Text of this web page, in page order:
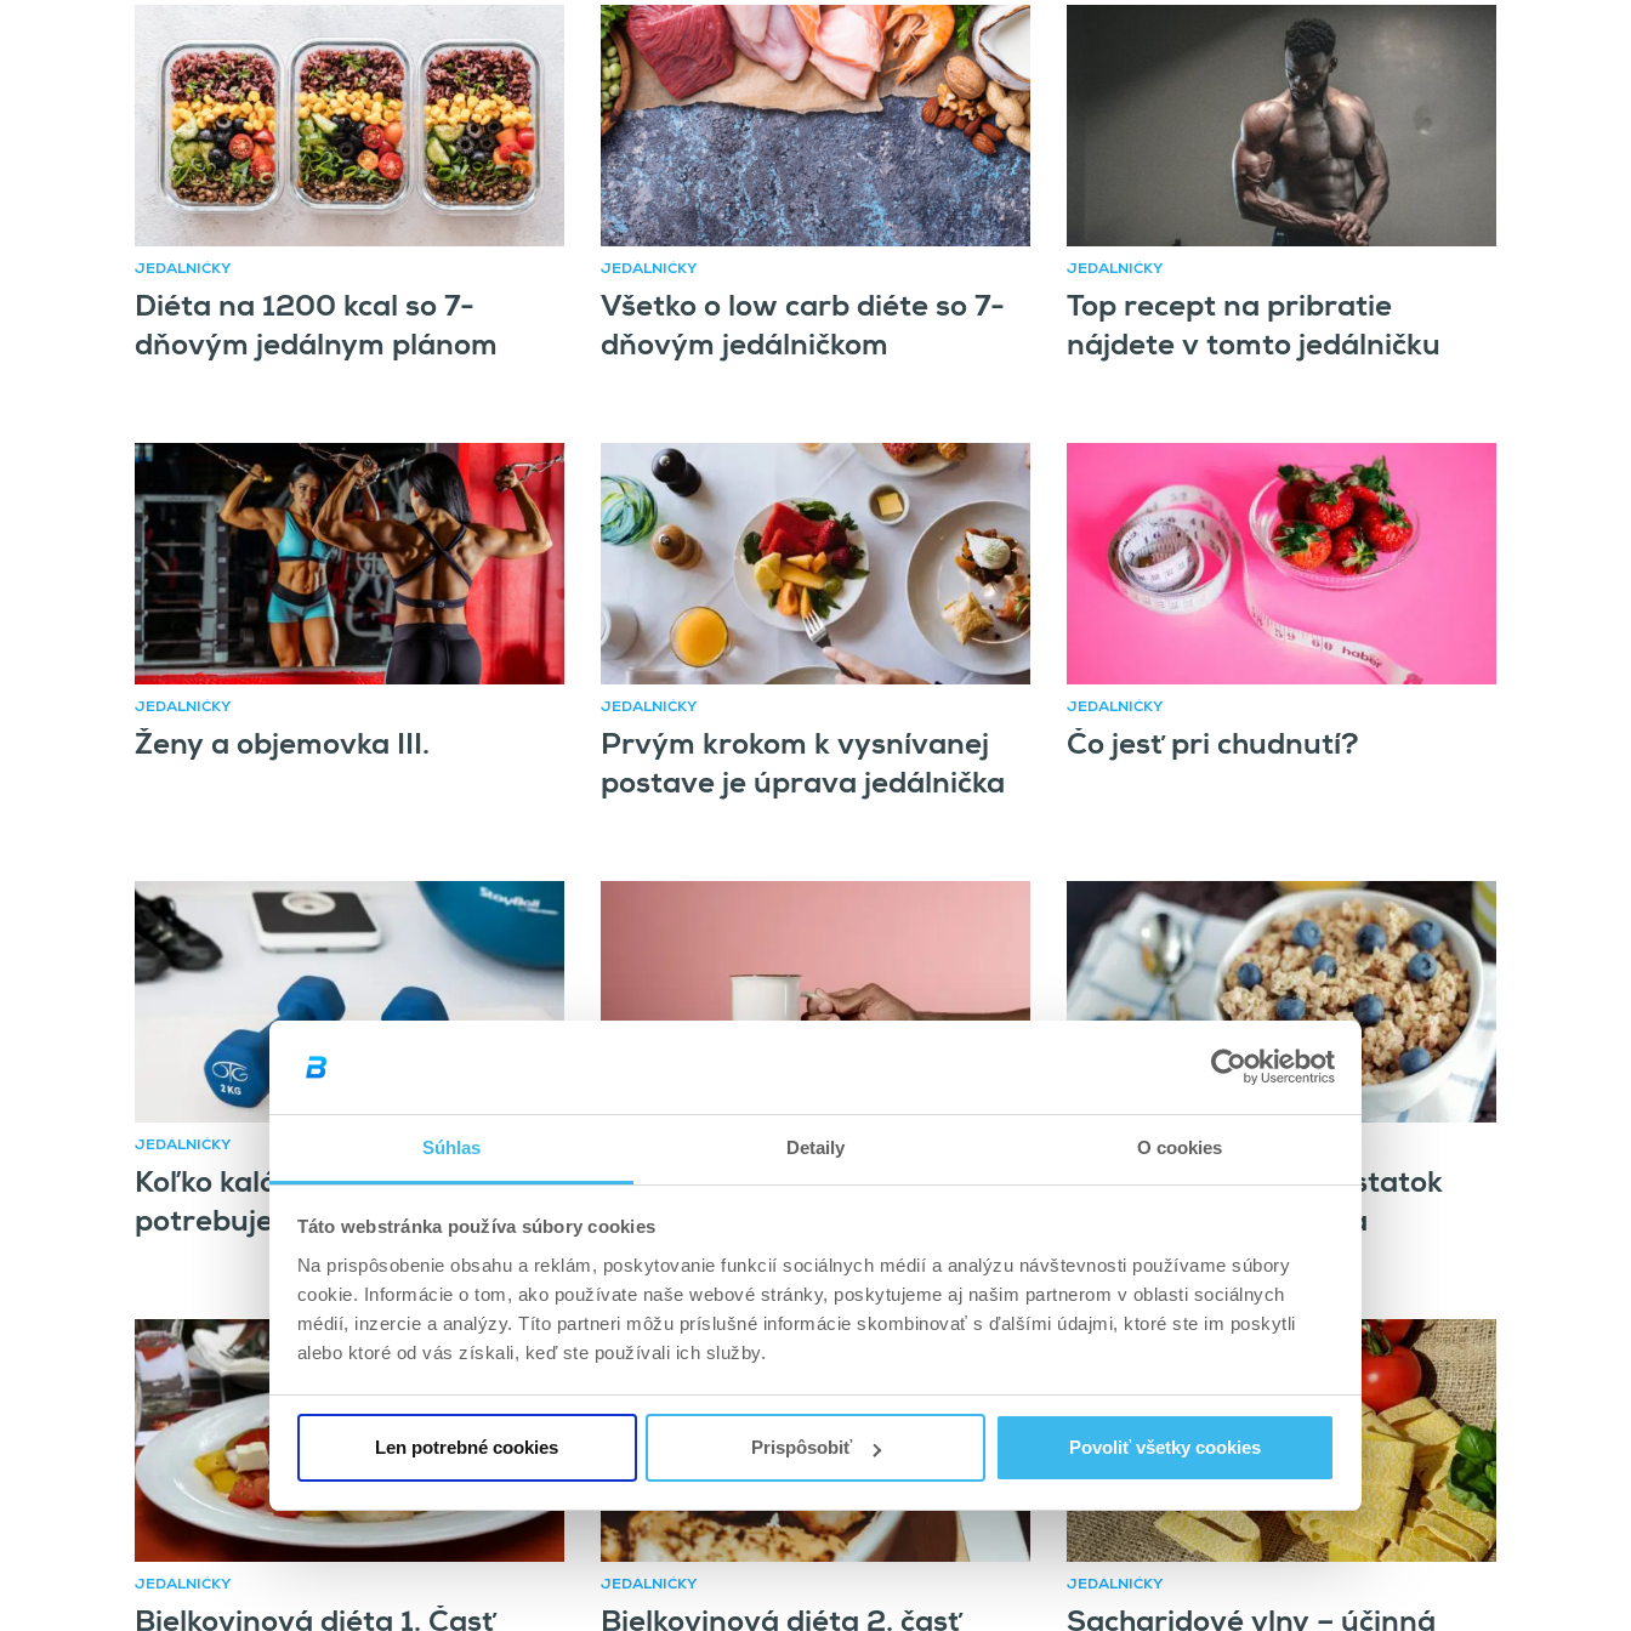
Súhlas Detaily O cookies
Táto webstránka používa súbory cookies
Na prispôsobenie obsahu a reklám, poskytovanie funkcií sociálnych médií a analýzu návštevnosti používame súbory
cookie. Informácie o tom, ako používate naše webové stránky, poskytujeme aj našim partnerom v oblasti sociálnych
médií, inzercie a analýzy. Títo partneri môžu príslušné informácie skombinovať s ďalšími údajmi, ktoré ste im poskytli
alebo ktoré od vás získali, keď ste používali ich služby.
Len potrebné cookies Prispôsobiť Povoliť všetky cookies
JEDÁLNIČKY
Diéta na 1200 kcal so 7-
dňovým jedálnym plánom
JEDÁLNIČKY
Všetko o low carb diéte so 7-
dňovým jedálničkom
JEDÁLNIČKY
Top recept na pribratie
nájdete v tomto jedálničku
JEDÁLNIČKY
Ženy a objemovka III.
JEDÁLNIČKY
Prvým krokom k vysnívanej
postave je úprava jedálnička
JEDÁLNIČKY
Čo jesť pri chudnutí?
JEDÁLNIČKY
Koľko kalórií denne
potrebuješ, aby si schudol?
Hrnčeková diéta
JEDÁLNIČKY
Ako si zabezpečiť dostatok
energie pre tréning a
regeneráciu
JEDÁLNIČKY
Bielkovinová diéta 1. Časť
JEDÁLNIČKY
Bielkovinová diéta 2. časť
JEDÁLNIČKY
Sacharidové vlny – účinná